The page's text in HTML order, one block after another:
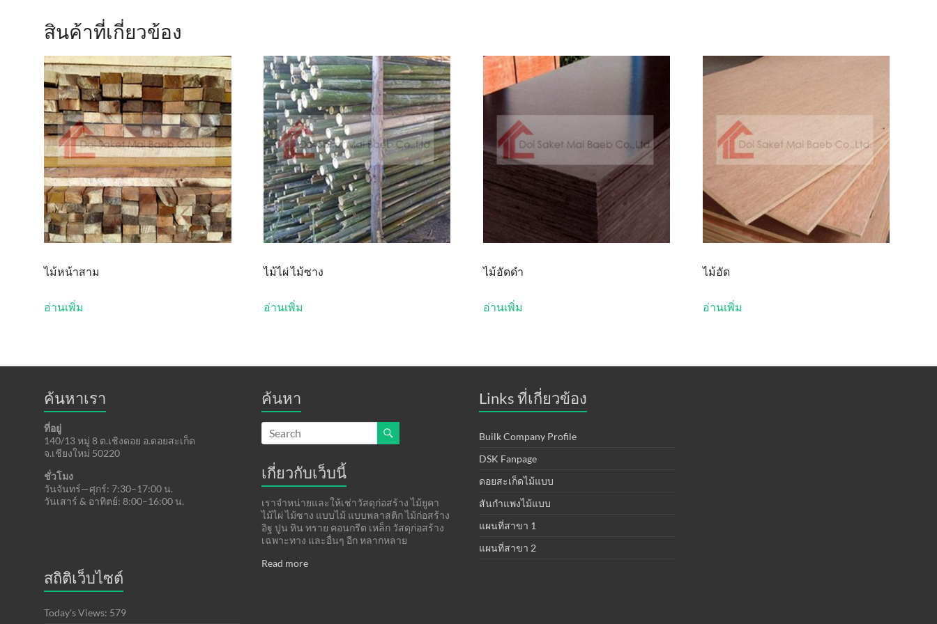
สินค้าที่เกี่ยวข้อง
ไม้หน้าสาม
อ่านเพิ่ม
ไม้ไผ่ ไม้ซาง
อ่านเพิ่ม
ไม้อัดดำ
อ่านเพิ่ม
ไม้อัด
อ่านเพิ่ม
ค้นหาเรา
ที่อยู่
140/13 หมู่ 8 ต.เชิงดอย อ.ดอยสะเก็ด
จ.เชียงใหม่ 50220
ชั่วโมง
วันจันทร์—ศุกร์: 7:30–17:00 น.
วันเสาร์ & อาทิตย์: 8:00–16:00 น.
สถิติเว็บไซต์
Today's Views: 579
ค้นหา
เกี่ยวกับเว็บนี้
เราจำหน่ายและให้เช่าวัสดุก่อสร้าง ไม้ยูคา
ไม้ไผ่ ไม้ซาง แบบไม้ แบบพลาสติก ไม้ก่อสร้าง
อิฐ ปูน หิน ทราย คอนกรีต เหล็ก วัสดุก่อสร้าง
เฉพาะทาง และอื่นๆ อีก หลากหลาย
Read more
Links ที่เกี่ยวข้อง
Builk Company Profile
DSK Fanpage
ดอยสะเก็ดไม้แบบ
สันกำแพงไม้แบบ
แผนที่สาขา 1
แผนที่สาขา 2